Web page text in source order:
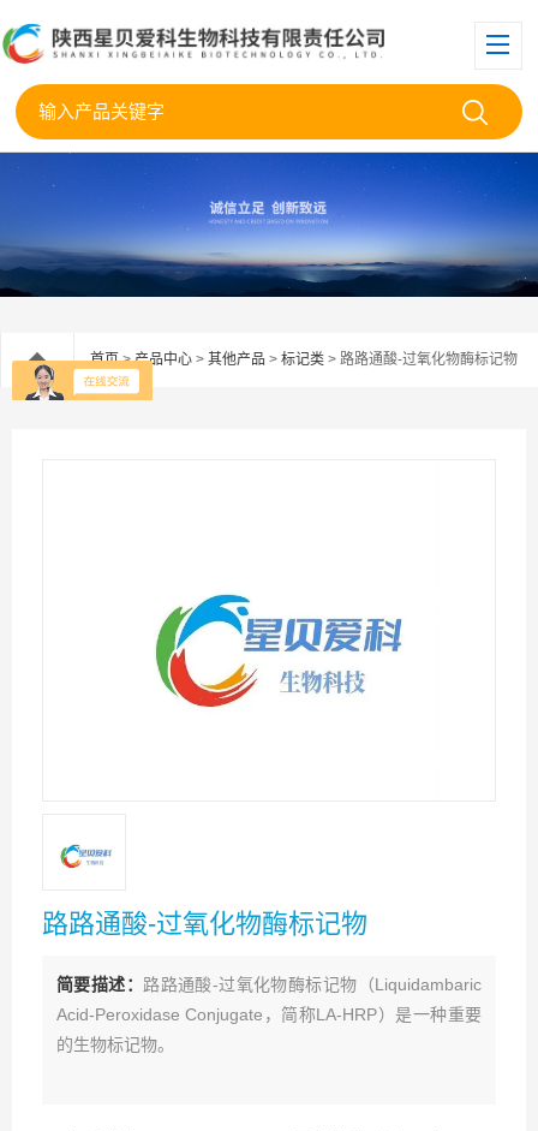
首页>产品中心 > 其他产品 > 标记类 > 路路通酸-过氧化物酶标记物
路路通酸-过氧化物酶标记物
简要描述： 路路通酸-过氧化物酶标记物（Liquidambaric
Acid-Peroxidase Conjugate，简称LA-HRP）是一种重要
的生物标记物。